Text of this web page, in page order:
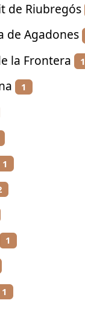
de Riubregós
de Agadones
la Frontera 1
1
1
1
1